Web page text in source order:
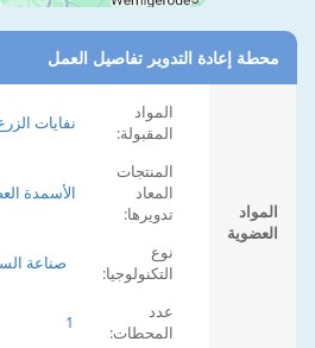
محطة إعادة التدوير تفاصيل العمل
المواد
العضوية
المواد
المقبولة:
نفايات
المنتجات
المعاد
تدويرها:
الأسمدة
نوع
التكنولوجيا:
صناعة
عدد
المحطات:
1